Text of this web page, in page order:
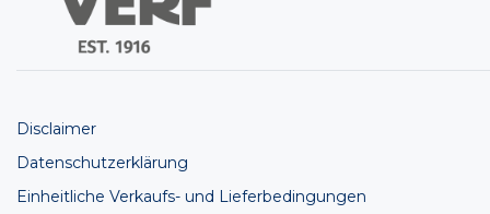
Disclaimer
Datenschutzerklärung
Einheitliche Verkaufs- und Lieferbedingungen